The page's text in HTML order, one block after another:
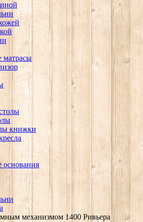
матрасы
книжки
основания
механизмом 1400 Ривьера